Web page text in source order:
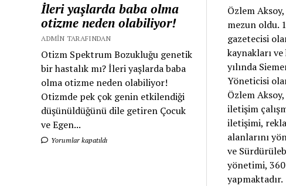
İleri yaşlarda baba olma
otizme neden olabiliyor!
ADMIN TARAFINDAN
Otizm Spektrum Bozukluğu genetik
bir hastalık mı? İleri yaşlarda baba
olma otizme neden olabiliyor!
Otizmde pek çok genin etkilendiği
düşünüldüğünü dile getiren Çocuk
ve Egen...
Yorumlar kapatıldı
Özlem
mezun oldu.
gazetecisi
kaynakları ve
yılında
Yöneticisi
Özlem
iletişim
iletişimi,
alanlarını
ve
yönetimi,
yapmaktadır.